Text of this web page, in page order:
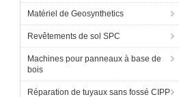
Matériel de Geosynthetics
Revêtements de sol SPC
Machines pour panneaux à base de
bois
Réparation de tuyaux sans fossé CIPP